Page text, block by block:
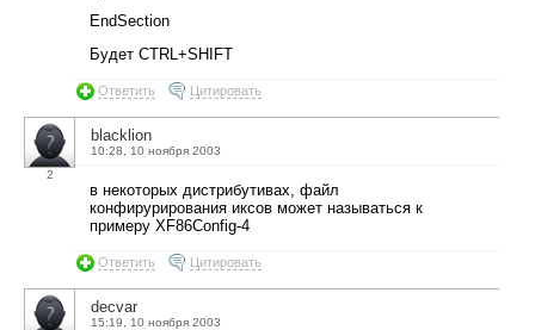
EndSection
Будет CTRL+SHIFT
Ответить Цитировать
2
blacklion
10:28, 10 ноября 2003
в некоторых дистрибутивах, файл
конфирурирования иксов может называться к
примеру XF86Config-4
Ответить Цитировать
decvar
15:19, 10 ноября 2003